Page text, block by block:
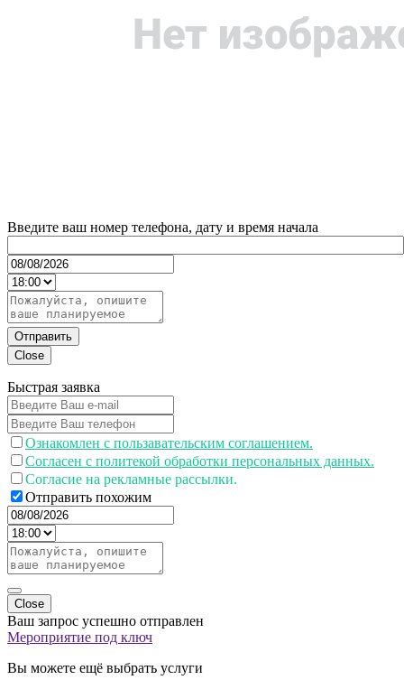
Введите ваш номер телефона, дату и время начала
Отправить
Close
Быстрая заявка
Ознакомлен с пользавательским соглашением.
Согласен с политекой обработки персональных данных.
Согласие на рекламные рассылки.
Отправить похожим
Close
Ваш запрос успешно отправлен
Мероприятие под ключ
Вы можете ещё выбрать услуги